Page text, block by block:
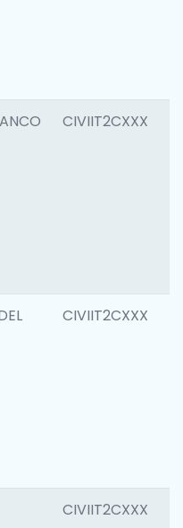
CIVIIT2CXXX
CIVIIT2CXXX
CIVIIT2CXXX